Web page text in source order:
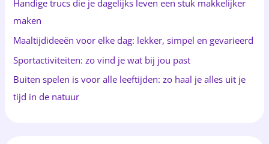
a
r
:
Handige trucs die je dagelijks leven een stuk makkelijker
maken
Maaltijdideeën voor elke dag: lekker, simpel en gevarieerd
Sportactiviteiten: zo vind je wat bij jou past
Buiten spelen is voor alle leeftijden: zo haal je alles uit je
tijd in de natuur